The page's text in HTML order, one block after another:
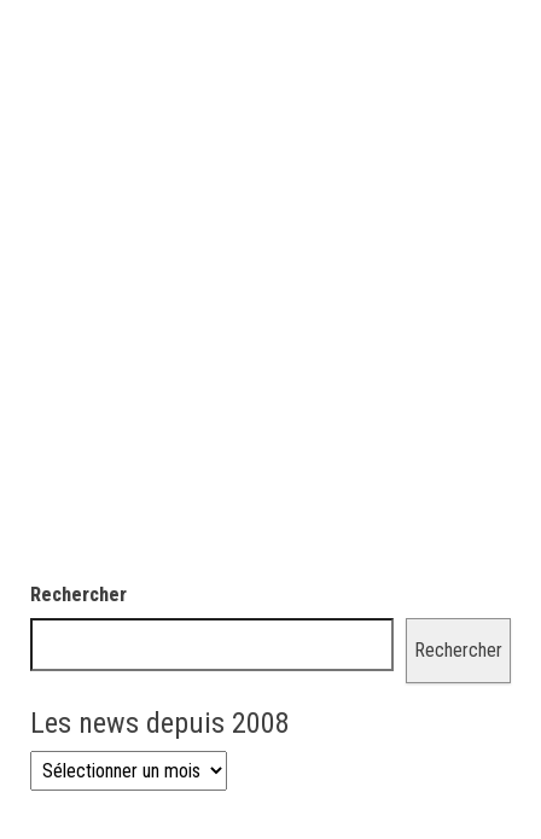
Rechercher
Rechercher
Les news depuis 2008
Les news depuis 2008